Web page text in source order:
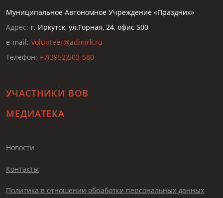
Муниципальное Автономное Учреждение «Праздник»
Адрес: г. Иркутск, ул.Горная, 24, офис 500
e-mail: volunteer@admirk.ru
Телефон: +7(3952)503-580
УЧАСТНИКИ ВОВ
МЕДИАТЕКА
Новости
Контакты
Политика в отношении обработки персональных данных